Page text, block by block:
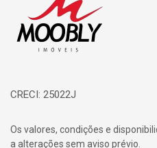
CRECI: 25022J
Os valores, condições e
a alterações sem aviso prévio.